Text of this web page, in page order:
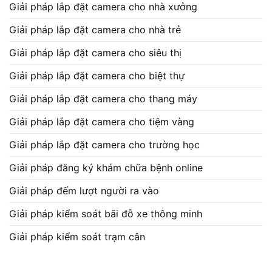
Giải pháp lắp đặt camera cho nhà xưởng
Giải pháp lắp đặt camera cho nhà trẻ
Giải pháp lắp đặt camera cho siêu thị
Giải pháp lắp đặt camera cho biệt thự
Giải pháp lắp đặt camera cho thang máy
Giải pháp lắp đặt camera cho tiệm vàng
Giải pháp lắp đặt camera cho trường học
Giải pháp đăng ký khám chữa bệnh online
Giải pháp đếm lượt người ra vào
Giải pháp kiểm soát bãi đỗ xe thông minh
Giải pháp kiểm soát trạm cân